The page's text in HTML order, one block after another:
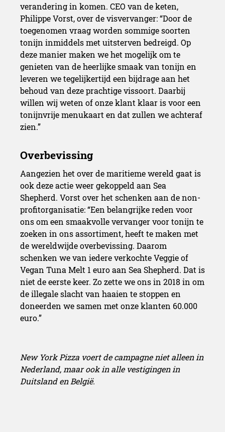
verandering in komen. CEO van de keten,
Philippe Vorst, over de visvervanger: “Door de
toegenomen vraag worden sommige soorten
tonijn inmiddels met uitsterven bedreigd. Op
deze manier maken we het mogelijk om te
genieten van de heerlijke smaak van tonijn en
leveren we tegelijkertijd een bijdrage aan het
behoud van deze prachtige vissoort. Daarbij
willen wij weten of onze klant klaar is voor een
tonijnvrije menukaart en dat zullen we achteraf
zien.”
Aangezien het over de maritieme wereld gaat is
ook deze actie weer gekoppeld aan Sea
Shepherd. Vorst over het schenken aan de non-
profitorganisatie: “Een belangrijke reden voor
ons om een smaakvolle vervanger voor tonijn te
zoeken in ons assortiment, heeft te maken met
de wereldwijde overbevissing. Daarom
schenken we van iedere verkochte Veggie of
Vegan Tuna Melt 1 euro aan Sea Shepherd. Dat is
niet de eerste keer. Zo zette we ons in 2018 in om
de illegale slacht van haaien te stoppen en
doneerden we samen met onze klanten 60.000
euro.”
New York Pizza voert de campagne niet alleen in
Nederland, maar ook in alle vestigingen in
Duitsland en België.